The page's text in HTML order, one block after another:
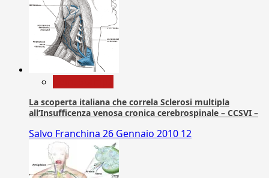
La scoperta italiana che correla Sclerosi multipla
all’Insufficenza venosa cronica cerebrospinale – CCSVI –
Salvo Franchina 26 Gennaio 2010 12